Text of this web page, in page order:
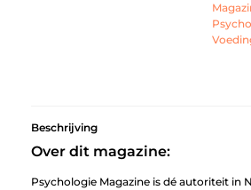
Beschrijving
Over dit magazine:
Psychologie Magazine is dé autoriteit in